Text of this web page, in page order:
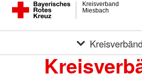
Miesbach
Kreisverband